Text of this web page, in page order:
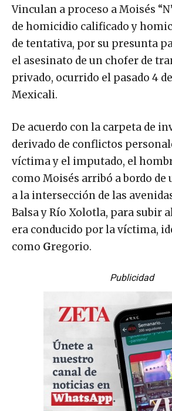
Vinculan a proceso a Moisés
de homicidio calificado y
de tentativa, por su presunta
el asesinato de un chofer de
privado, ocurrido el pasado 4
Mexicali.
De acuerdo con la carpeta de
derivado de conflictos
víctima y el imputado, el
como Moisés arribó a bordo
a la intersección de las
Balsa y Río Xolotla, para subir
era conducido por la víctima,
como Gregorio.
Publicidad